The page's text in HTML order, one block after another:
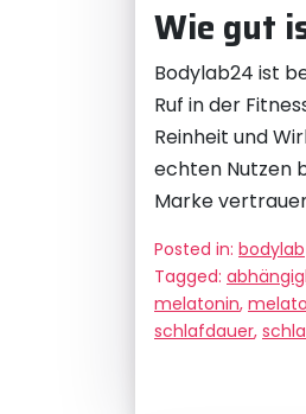
Wie gut
Bodylab24 ist
Ruf in der
Reinheit und
echten Nutzen
Marke
Posted in: bodylab
Tagged:
melatonin,
schlafdauer,